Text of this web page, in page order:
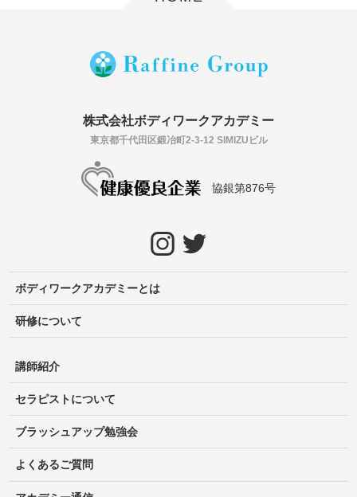
株式会社ボディワークアカデミー
東京都千代田区鍛冶町2-3-12 SIMIZUビル
協銀第876号
ボディワークアカデミーとは
研修について
講師紹介
セラピストについて
ブラッシュアップ勉強会
よくあるご質問